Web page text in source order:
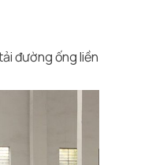
đường ống liền